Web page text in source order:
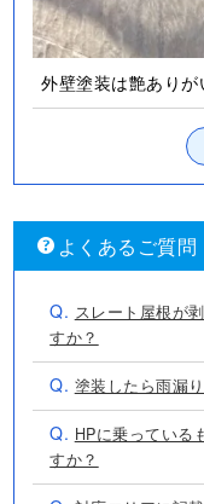
外壁塗装は艶あり
よくあるご質問
Q. スレート屋根が
すか？
Q. 塗装したら雨漏
Q. HPに乗っている
すか？